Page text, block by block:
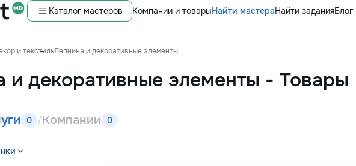
Каталог мастеров Компании и товарыНайти мастераНайти заданияБлог
и текстильЛепнина и декоративные элементы
и декоративные элементы - Товары
0 /Компании 0